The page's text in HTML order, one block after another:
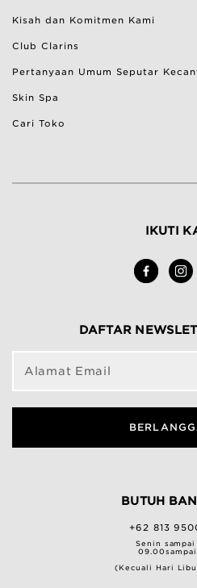
Kisah dan Komitmen Kami
Club Clarins
Pertanyaan Umum Seputar
Skin Spa
Cari Toko
IKUTI
DAFTAR
Alamat Email
BUTUH
+62 813
Senin
09.00sampai
(Kecuali Hari